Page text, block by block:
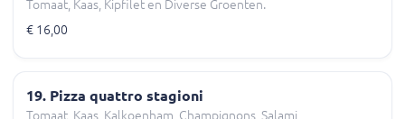
Tomaat, Kaas, Kipfilet en Diverse Groenten.
€ 16,00
19. Pizza quattro stagioni
Tomaat, Kaas, Kalkoenham, Champignons, Salami,